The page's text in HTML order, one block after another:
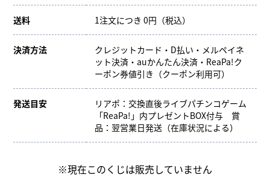
送料 1注文につき 0円（税込）
決済方法
クレジットカード・D払い・メルペイネ
ット決済・auかんたん決済・ReaPa!ク
ーポン券値引き（クーポン利用可）
発送目安
リアポ：交換直後ライブパチンコゲーム
「ReaPa!」内プレゼントBOX付与 賞
品：翌営業日発送（在庫状況による）
※現在このくじは販売していません